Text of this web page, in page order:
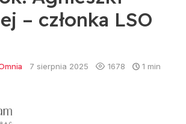
– członka LSO
7 sierpnia 2025 1678 1 min